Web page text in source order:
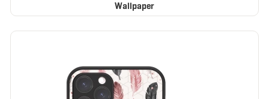
Wallpaper